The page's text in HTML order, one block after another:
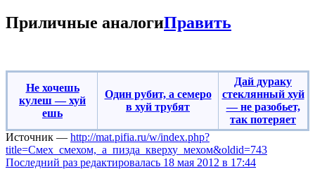
Приличные аналогиПравить
Не хочешь
кулеш — хуй
ешь
Один рубит, а семеро
в хуй трубят‎‎
‎‎‎Дай дураку
стеклянный хуй
— не разобьет,
так потеряет
Источник — http://mat.pifia.ru/w/index.php?
title=Смех_смехом,_а_пизда_кверху_мехом&oldid=743
Последний раз редактировалась 18 мая 2012 в 17:44